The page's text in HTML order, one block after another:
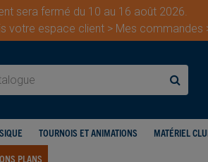
sera fermé du 10 au 16 août 2026.
votre espace client > Mes commandes
TOURNOIS ET ANIMATIONS MATÉRIEL
PLANS